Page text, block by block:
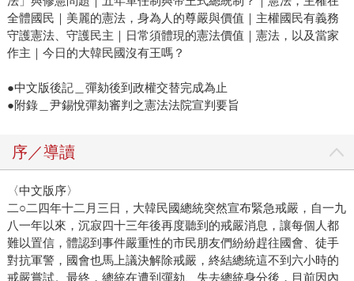
全體國民｜美麗的憲法，身為人的尊嚴與價值｜主權國民有義務
守護憲法、守護民主｜日常須體現的憲法價值｜憲法，以及當家
作主｜今日的大韓民國沒有王嗎？
●中文版後記＿彈劾後到政權交替完成為止
●附錄＿尹錫悅彈劾審判之憲法法院宣判要旨
序／導讀
〈中文版序〉
二○二四年十二月三日，大韓民國總統突然宣布緊急戒嚴，自一九
八一年以來，沉寂四十三年後再度聽到的戒嚴消息，讓每個人都
難以置信，體認到事件嚴重性的市民朋友們紛紛趕往國會、徒手
對抗軍警，國會也馬上議決解除戒嚴，終結總統這不到六小時的
戒嚴嘗試。最終，總統在遭到彈劾、失去總統身分後，目前因內